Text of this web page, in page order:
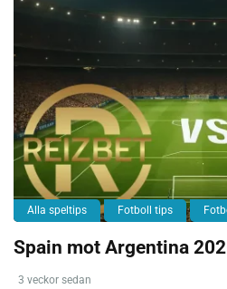
Alla speltips Fotboll tips
Spain mot Argentina
3 veckor sedan